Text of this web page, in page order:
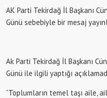
AK Parti Tekirdağ İl Başkanı
Günü sebebiyle bir mesaj
Ak Parti Tekirdağ İl Başkanı
Günü ile ilgili yaptığı
“Toplumların temel taşı aile,